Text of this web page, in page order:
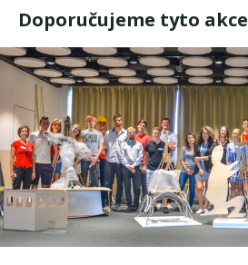
Doporučujeme tyto akce